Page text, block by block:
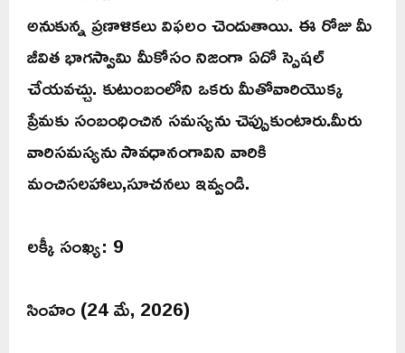
అనుకున్న ప్రణాళికలు విఫలం చెందుతాయి. ఈ రోజు మీ
జీవిత భాగస్వామి మీకోసం నిజంగా ఏదో స్పెషల్
చేయవచ్చు. కుటుంబంలోని ఒకరు మీతోవారియొక్క
ప్రేమకు సంబంధించిన సమస్యను చెప్పుకుంటారు.మీరు
వారిసమస్యను సావధానంగావిని వారికి
మంచిసలహాలు,సూచనలు ఇవ్వండి.
లక్కీ సంఖ్య: 9
సింహం (24 మే, 2026)